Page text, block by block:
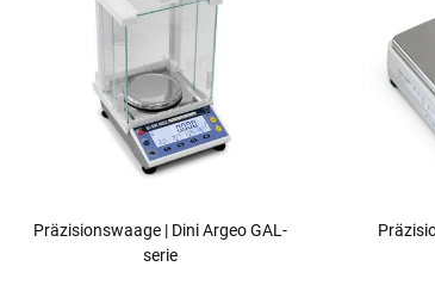
Präzisionswaage | Dini Argeo GAL-
serie